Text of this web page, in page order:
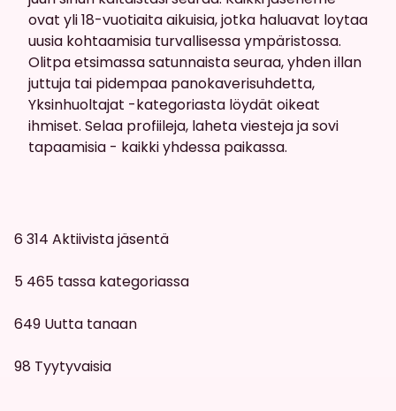
ovat yli 18-vuotiaita aikuisia, jotka haluavat loytaa
uusia kohtaamisia turvallisessa ympäristossa.
Olitpa etsimassa satunnaista seuraa, yhden illan
juttuja tai pidempaa panokaverisuhdetta,
Yksinhuoltajat -kategoriasta löydät oikeat
ihmiset. Selaa profiileja, laheta viesteja ja sovi
tapaamisia - kaikki yhdessa paikassa.
6 314 Aktiivista jäsentä
5 465 tassa kategoriassa
649 Uutta tanaan
98 Tyytyvaisia